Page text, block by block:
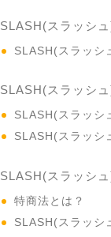
SLASH(スラッシュ
SLASH(スラッシ
SLASH(スラッシ
SLASH(スラッシ
SLASH(スラッシ
SLASH(スラッシ
特商法とは？
SLASH(スラッシ